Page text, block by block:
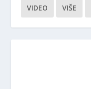
VIDEO VIŠE